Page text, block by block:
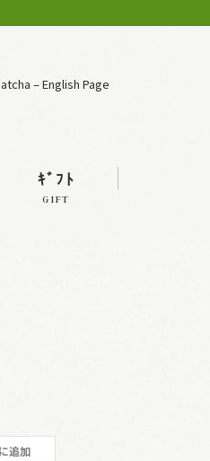
– English Page
ｷﾞﾌﾄ
GIFT
追加